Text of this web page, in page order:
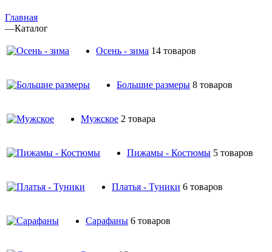
Главная
—Каталог
Oсень - зима 14 товаров
Большие размеры 8 товаров
Мужское 2 товара
Пижамы - Костюмы 5 товаров
Платья - Туники 6 товаров
Сарафаны 6 товаров